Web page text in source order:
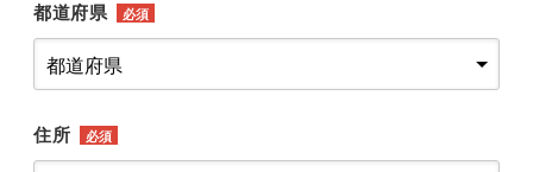
都道府県 必須
住所 必須